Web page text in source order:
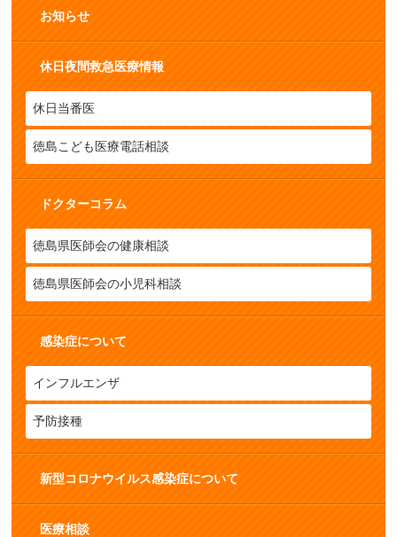
お知らせ
休日夜間救急医療情報
休日当番医
徳島こども医療電話相談
ドクターコラム
徳島県医師会の健康相談
徳島県医師会の小児科相談
感染症について
インフルエンザ
予防接種
新型コロナウイルス感染症について
医療相談